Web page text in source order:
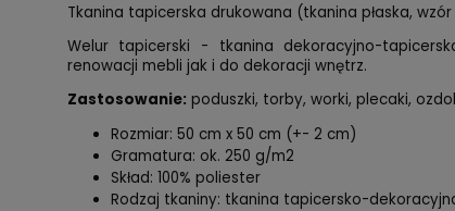
Tkanina tapicerska drukowana (tkanina płaska,
Welur tapicerski - tkanina dekoracyjno-
renowacji mebli jak i do dekoracji wnętrz.
Zastosowanie: poduszki, torby, worki, plecaki,
Rozmiar: 50 cm x 50 cm (+- 2 cm)
Gramatura: ok. 250 g/m2
Skład: 100% poliester
Rodzaj tkaniny: tkanina tapicersko-